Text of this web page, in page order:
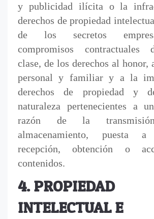
y publicidad ilícita o la
derechos de propiedad
de los secretos
compromisos contractuales
clase, de los derechos al
personal y familiar y a la
derechos de propiedad y
naturaleza pertenecientes a
razón de la
almacenamiento, puesta a
recepción, obtención o
contenidos.
4. PROPIEDAD
INTELECTUAL E